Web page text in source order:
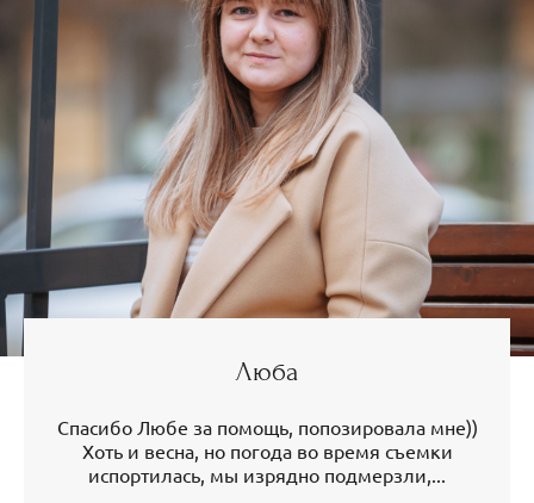
Люба
Спасибо Любе за помощь, попозировала мне))
Хоть и весна, но погода во время съемки
испортилась, мы изрядно подмерзли,...